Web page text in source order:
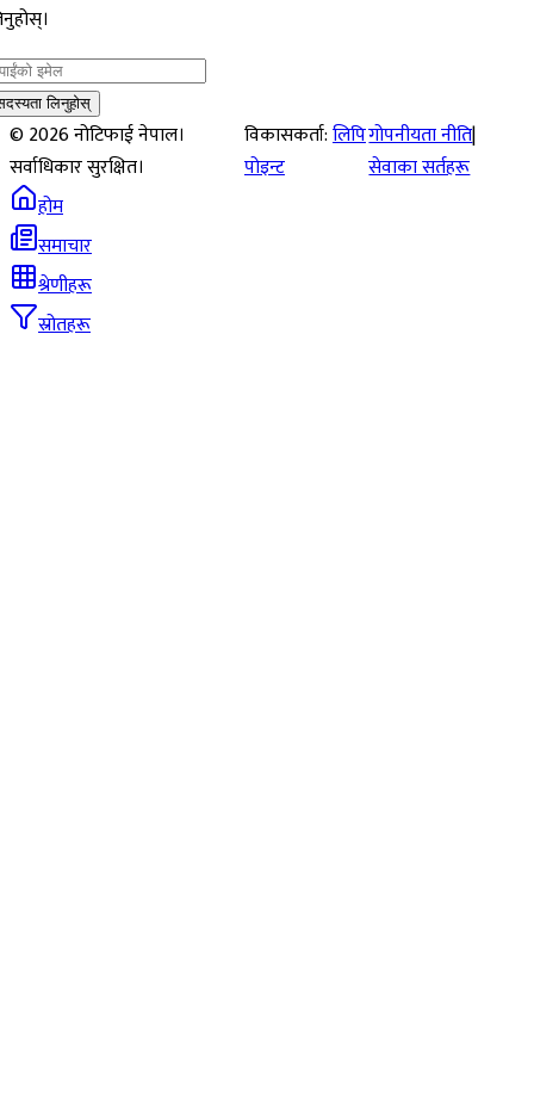
लिनुहोस्
©2026नोटिफाई नेपाल।
सर्वाधिकार सुरक्षित।
विकासकर्ता:लिपि
पोइन्ट
गोपनीयता नीति|
सेवाका सर्तहरू
होम
समाचार
श्रेणीहरू
स्रोतहरू